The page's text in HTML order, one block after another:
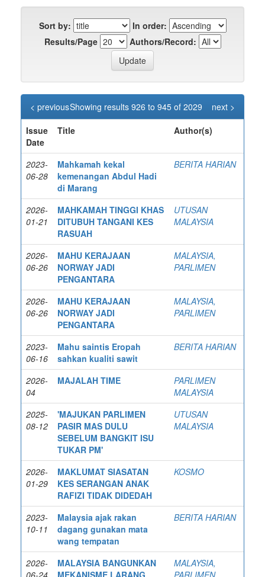
Sort by:
In order:
Results/Page
Authors/Record:
Showing results 926 to 945 of 2029
< previous
next >
Issue
Date
Title Author(s)
2023-
06-28
Mahkamah kekal
kemenangan Abdul Hadi
di Marang
BERITA HARIAN
2026-
01-21
MAHKAMAH TINGGI KHAS
DITUBUH TANGANI KES
RASUAH
UTUSAN
MALAYSIA
2026-
06-26
MAHU KERAJAAN
NORWAY JADI
PENGANTARA
MALAYSIA,
PARLIMEN
2026-
06-26
MAHU KERAJAAN
NORWAY JADI
PENGANTARA
MALAYSIA,
PARLIMEN
2023-
06-16
Mahu saintis Eropah
sahkan kualiti sawit
BERITA HARIAN
2026-
04
MAJALAH TIME
PARLIMEN
MALAYSIA
2025-
08-12
'MAJUKAN PARLIMEN
PASIR MAS DULU
SEBELUM BANGKIT ISU
TUKAR PM'
UTUSAN
MALAYSIA
2026-
01-29
MAKLUMAT SIASATAN
KES SERANGAN ANAK
RAFIZI TIDAK DIDEDAH
KOSMO
2023-
10-11
Malaysia ajak rakan
dagang gunakan mata
wang tempatan
BERITA HARIAN
2026-
06-24
MALAYSIA BANGUNKAN
MEKANISME LARANG
MALAYSIA,
PARLIMEN